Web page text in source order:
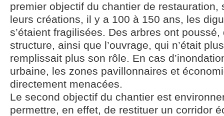
premier objectif du chantier de restauration,
leurs créations, il y a 100 à 150 ans, les
s’étaient fragilisées. Des arbres ont
structure, ainsi que l’ouvrage, qui n’était
remplissait plus son rôle. En cas
urbaine, les zones pavillonnaires et
directement menacées.
Le second objectif du chantier est
permettre, en effet, de restituer un corridor